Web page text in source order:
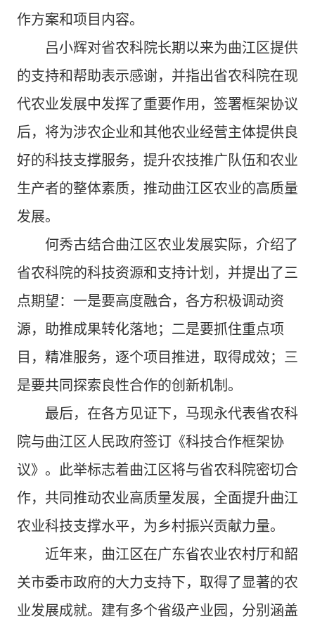
作方案和项目内容。
吕小辉对省农科院长期以来为曲江区提供
的支持和帮助表示感谢，并指出省农科院在现
代农业发展中发挥了重要作用，签署框架协议
后，将为涉农企业和其他农业经营主体提供良
好的科技支撑服务，提升农技推广队伍和农业
生产者的整体素质，推动曲江区农业的高质量
发展。
何秀古结合曲江区农业发展实际，介绍了
省农科院的科技资源和支持计划，并提出了三
点期望：一是要高度融合，各方积极调动资
源，助推成果转化落地；二是要抓住重点项
目，精准服务，逐个项目推进，取得成效；三
是要共同探索良性合作的创新机制。
最后，在各方见证下，马现永代表省农科
院与曲江区人民政府签订《科技合作框架协
议》。此举标志着曲江区将与省农科院密切合
作，共同推动农业高质量发展，全面提升曲江
农业科技支撑水平，为乡村振兴贡献力量。
近年来，曲江区在广东省农业农村厅和韶
关市委市政府的大力支持下，取得了显著的农
业发展成就。建有多个省级产业园，分别涵盖